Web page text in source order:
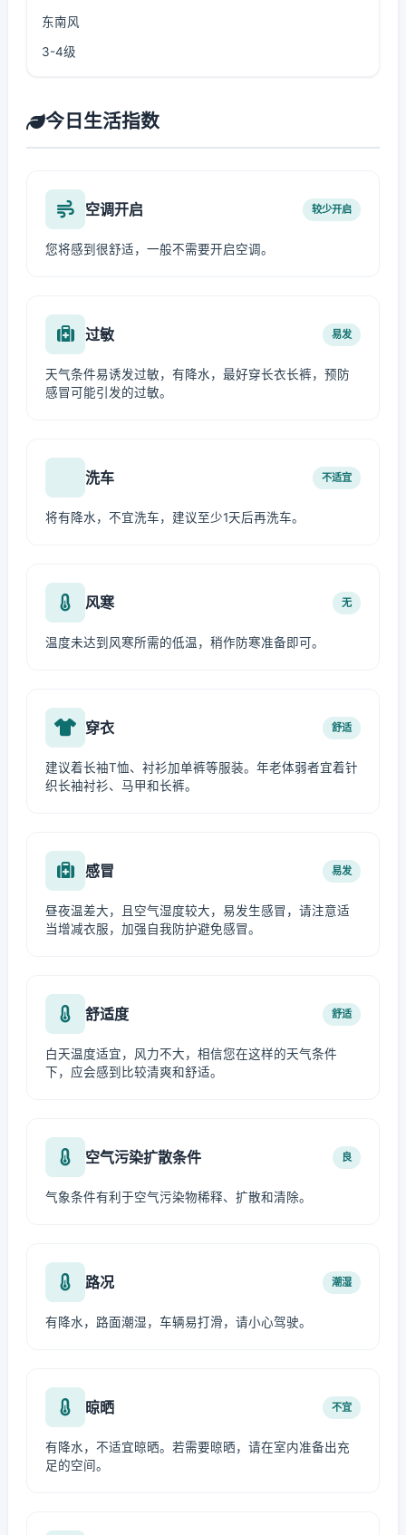
东南风
3-4级
今日生活指数
空调开启 较少开启
您将感到很舒适，一般不需要开启空调。
过敏 易发
天气条件易诱发过敏，有降水，最好穿长衣长裤，预防
感冒可能引发的过敏。
洗车 不适宜
将有降水，不宜洗车，建议至少1天后再洗车。
风寒 无
温度未达到风寒所需的低温，稍作防寒准备即可。
穿衣 舒适
建议着长袖T恤、衬衫加单裤等服装。年老体弱者宜着针
织长袖衬衫、马甲和长裤。
感冒 易发
昼夜温差大，且空气湿度较大，易发生感冒，请注意适
当增减衣服，加强自我防护避免感冒。
舒适度 舒适
白天温度适宜，风力不大，相信您在这样的天气条件
下，应会感到比较清爽和舒适。
空气污染扩散条件 良
气象条件有利于空气污染物稀释、扩散和清除。
路况 潮湿
有降水，路面潮湿，车辆易打滑，请小心驾驶。
晾晒 不宜
有降水，不适宜晾晒。若需要晾晒，请在室内准备出充
足的空间。